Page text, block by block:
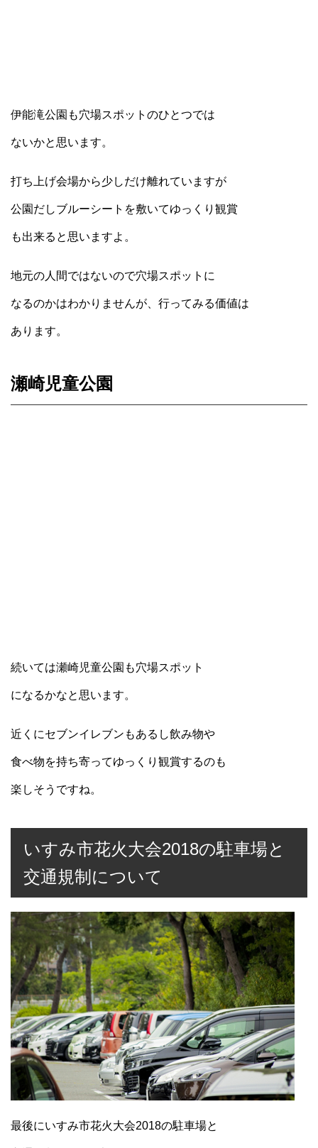
伊能滝公園も穴場スポットのひとつでは
ないかと思います。
打ち上げ会場から少しだけ離れていますが
公園だしブルーシートを敷いてゆっくり観賞
も出来ると思いますよ。
地元の人間ではないので穴場スポットに
なるのかはわかりませんが、行ってみる価値は
あります。
瀬崎児童公園
続いては瀬崎児童公園も穴場スポット
になるかなと思います。
近くにセブンイレブンもあるし飲み物や
食べ物を持ち寄ってゆっくり観賞するのも
楽しそうですね。
いすみ市花火大会2018の駐車場と
交通規制について
最後にいすみ市花火大会2018の駐車場と